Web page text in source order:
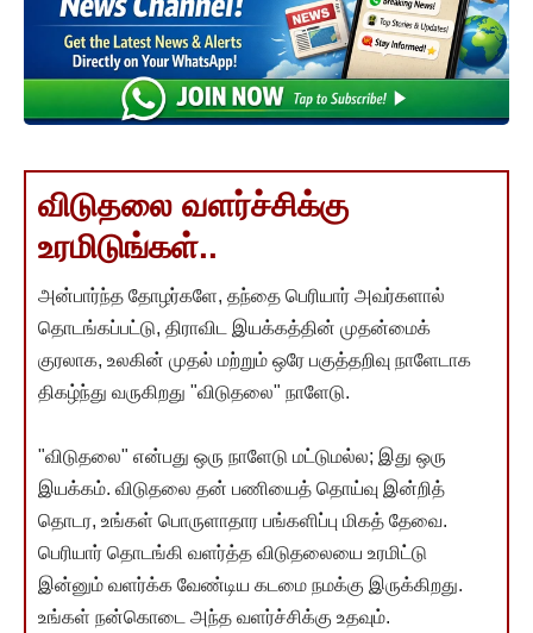
விடுதலை வளர்ச்சிக்கு
உரமிடுங்கள்..
அன்பார்ந்த தோழர்களே, தந்தை பெரியார் அவர்களால்
தொடங்கப்பட்டு, திராவிட இயக்கத்தின் முதன்மைக்
குரலாக, உலகின் முதல் மற்றும் ஒரே பகுத்தறிவு நாளேடாக
திகழ்ந்து வருகிறது "விடுதலை" நாளேடு.
"விடுதலை" என்பது ஒரு நாளேடு மட்டுமல்ல; இது ஒரு
இயக்கம். விடுதலை தன் பணியைத் தொய்வு இன்றித்
தொடர, உங்கள் பொருளாதார பங்களிப்பு மிகத் தேவை.
பெரியார் தொடங்கி வளர்த்த விடுதலையை உரமிட்டு
இன்னும் வளர்க்க வேண்டிய கடமை நமக்கு இருக்கிறது.
உங்கள் நன்கொடை அந்த வளர்ச்சிக்கு உதவும்.